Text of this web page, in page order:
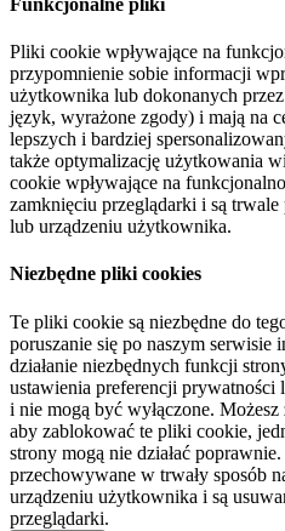
Pliki cookie wpływające na
przypomnienie sobie informacji
użytkownika lub dokonanych
język, wyrażone zgody) i mają na
lepszych i bardziej
także optymalizację użytkowania
cookie wpływające na
zamknięciu przeglądarki i są
lub urządzeniu użytkownika.
Niezbędne pliki cookies
Te pliki cookie są niezbędne do
poruszanie się po naszym serwisie
działanie niezbędnych funkcji
ustawienia preferencji prywatności
i nie mogą być wyłączone.
aby zablokować te pliki cookie,
strony mogą nie działać
przechowywane w trwały sposób
urządzeniu użytkownika i są
przeglądarki.